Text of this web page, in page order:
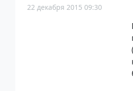
22 декабря 2015 09:30